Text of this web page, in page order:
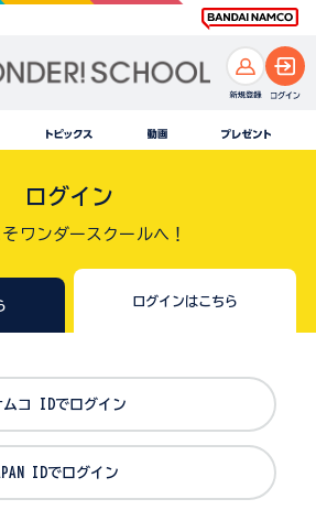
ログイン
ワンダースクールへ！
ログインはこちら
バンダイナムコ IDでログイン
JAPAN IDでログイン